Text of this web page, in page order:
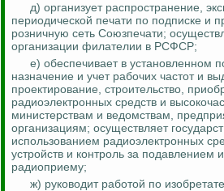
д) организует распространение,
периодической печати по подписке и
розничную сеть Союзпечати;
организации филателии в РСФСР;
е) обеспечивает в установленном
назначение и учет рабочих частот и
проектирование, строительство,
радиоэлектронных средств и
министерствам и ведомствам,
организациям; осуществляет
использованием радиоэлектронных
устройств и контроль за подавлением
радиоприему;
ж) руководит работой по